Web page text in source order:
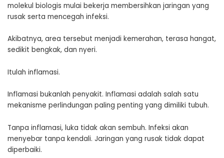
molekul biologis mulai bekerja membersihkan jaringan yang
rusak serta mencegah infeksi.
Akibatnya, area tersebut menjadi kemerahan, terasa hangat,
sedikit bengkak, dan nyeri.
Itulah inflamasi.
Inflamasi bukanlah penyakit. Inflamasi adalah salah satu
mekanisme perlindungan paling penting yang dimiliki tubuh.
Tanpa inflamasi, luka tidak akan sembuh. Infeksi akan
menyebar tanpa kendali. Jaringan yang rusak tidak dapat
diperbaiki.